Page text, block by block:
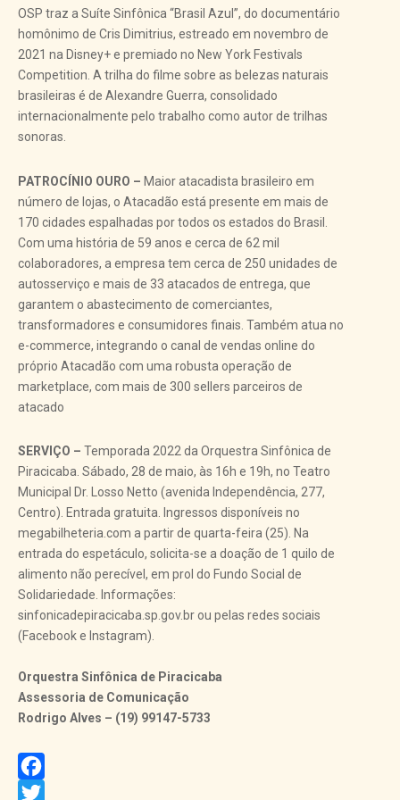
OSP traz a Suíte Sinfônica “Brasil Azul”, do documentário
homônimo de Cris Dimitrius, estreado em novembro de
2021 na Disney+ e premiado no New York Festivals
Competition. A trilha do filme sobre as belezas naturais
brasileiras é de Alexandre Guerra, consolidado
internacionalmente pelo trabalho como autor de trilhas
sonoras.
PATROCÍNIO OURO – Maior atacadista brasileiro em
número de lojas, o Atacadão está presente em mais de
170 cidades espalhadas por todos os estados do Brasil.
Com uma história de 59 anos e cerca de 62 mil
colaboradores, a empresa tem cerca de 250 unidades de
autosserviço e mais de 33 atacados de entrega, que
garantem o abastecimento de comerciantes,
transformadores e consumidores finais. Também atua no
e-commerce, integrando o canal de vendas online do
próprio Atacadão com uma robusta operação de
marketplace, com mais de 300 sellers parceiros de
atacado
SERVIÇO – Temporada 2022 da Orquestra Sinfônica de
Piracicaba. Sábado, 28 de maio, às 16h e 19h, no Teatro
Municipal Dr. Losso Netto (avenida Independência, 277,
Centro). Entrada gratuita. Ingressos disponíveis no
megabilheteria.com a partir de quarta-feira (25). Na
entrada do espetáculo, solicita-se a doação de 1 quilo de
alimento não perecível, em prol do Fundo Social de
Solidariedade. Informações:
sinfonicadepiracicaba.sp.gov.br ou pelas redes sociais
(Facebook e Instagram).
Orquestra Sinfônica de Piracicaba
Assessoria de Comunicação
Rodrigo Alves – (19) 99147-5733
Facebook